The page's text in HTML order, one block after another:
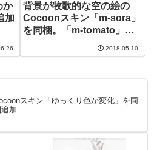
か
加
背景が牧歌的な空の絵の
Cocoonスキン「m-sora」
を同梱。「m-tomato」も
2018.05.10
スキン「ゆっくり色が変化」を同
加